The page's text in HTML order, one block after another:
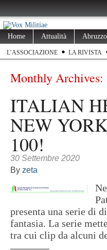
Home Attualità Abruzzo
L’ASSOCIAZIONE LA RIVISTA
Monthly Archives:
ITALIAN
NEW
100!
30 Settembre 2020
By zeta
presenta una serie di
fantasia. La serie
tra cui clip da alcuni